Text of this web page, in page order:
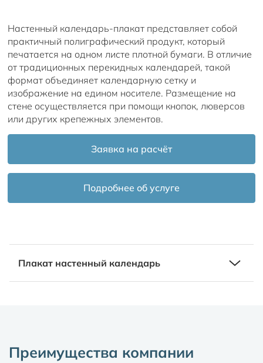
Настенный календарь-плакат представляет собой
практичный полиграфический продукт, который
печатается на одном листе плотной бумаги. В отличие
от традиционных перекидных календарей, такой
формат объединяет календарную сетку и
изображение на едином носителе. Размещение на
стене осуществляется при помощи кнопок, люверсов
или других крепежных элементов.
Заявка на расчёт
Подробнее об услуге
Плакат настенный календарь
Настенный календарь, который имеет всего один лист,
Преимущества компании